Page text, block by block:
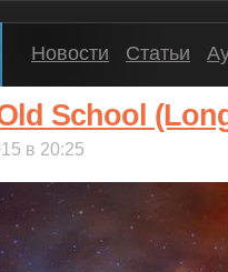
Новости Статьи
School
в 20:25